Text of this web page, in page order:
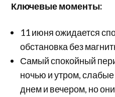
Ключевые моменты:
11 июня ожидается
обстановка без
Самый спокойный
ночью и утром,
днем ​​и вечером, но